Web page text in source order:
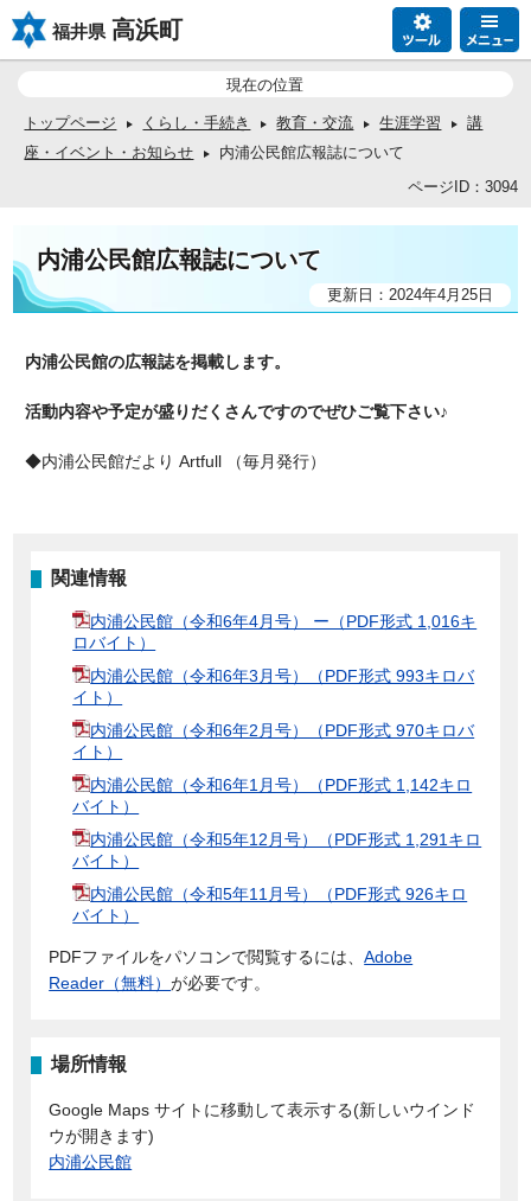
福井県 高浜町
現在の位置
トップページ くらし・手続き 教育・交流 生涯学習
講
座・イベント・お知らせ
内浦公民館広報誌について
ページID：3094
内浦公民館広報誌について
更新日：2024年4月25日
内浦公民館の広報誌を掲載します。
活動内容や予定が盛りだくさんですのでぜひご覧下さい♪
◆内浦公民館だより Artfull （毎月発行）
関連情報
内浦公民館（令和6年4月号） ー（PDF形式 1,016キ
ロバイト）
内浦公民館（令和6年3月号）（PDF形式 993キロバ
イト）
内浦公民館（令和6年2月号）（PDF形式 970キロバ
イト）
内浦公民館（令和6年1月号）（PDF形式 1,142キロ
バイト）
内浦公民館（令和5年12月号）（PDF形式 1,291キロ
バイト）
内浦公民館（令和5年11月号）（PDF形式 926キロ
バイト）
PDFファイルをパソコンで閲覧するには、Adobe
Reader（無料）が必要です。
場所情報
Google Maps サイトに移動して表示する(新しいウインド
ウが開きます)
内浦公民館